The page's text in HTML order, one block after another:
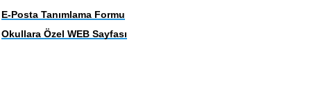
E-Posta Tanımlama Formu
Okullara Özel WEB Sayfası